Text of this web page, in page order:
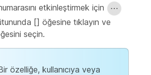
etkinleştirmek için
[] öğesine tıklayın ve
seçin.
özelliğe, kullanıcıya veya